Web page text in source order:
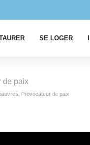
SE LOGER
de paix
Provocateur de paix